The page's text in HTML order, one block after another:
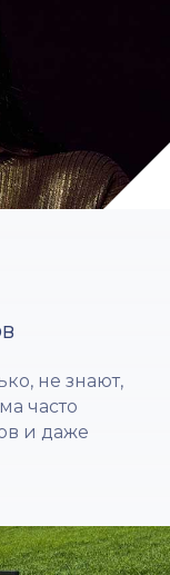
не знают,
часто
и даже